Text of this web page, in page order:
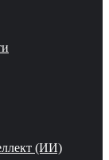
(ИИ)